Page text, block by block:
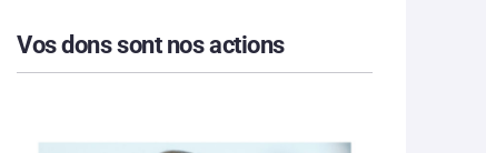
Vos dons sont nos actions